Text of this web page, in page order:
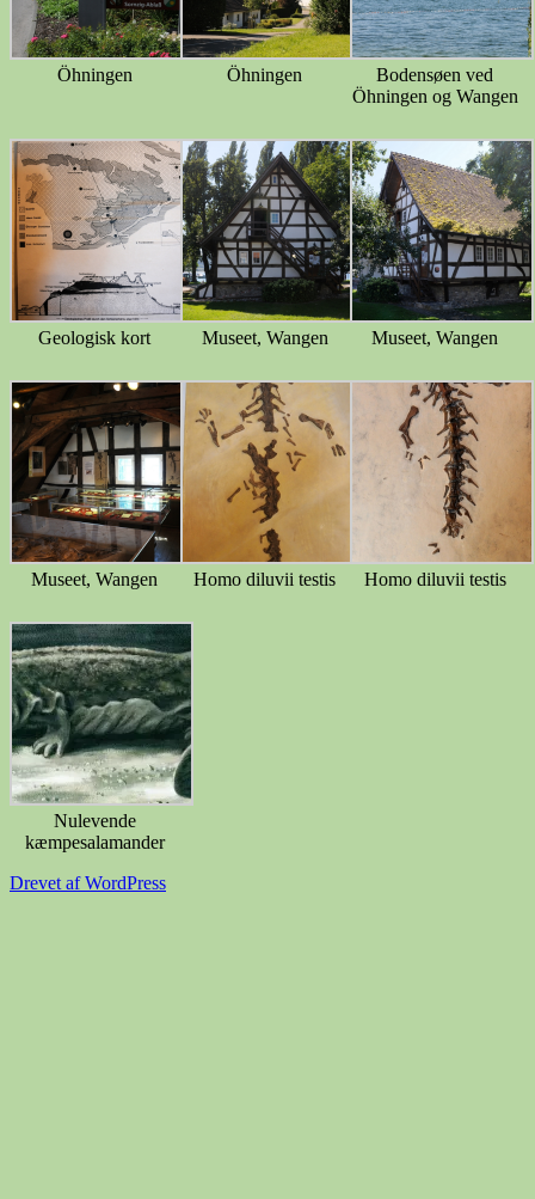
Öhningen Öhningen
Bodensøen ved
Öhningen og Wangen
Geologisk kort Museet, Wangen Museet, Wangen
Museet, Wangen Homo diluvii testis Homo diluvii testis
Nulevende
kæmpesalamander
Drevet af WordPress